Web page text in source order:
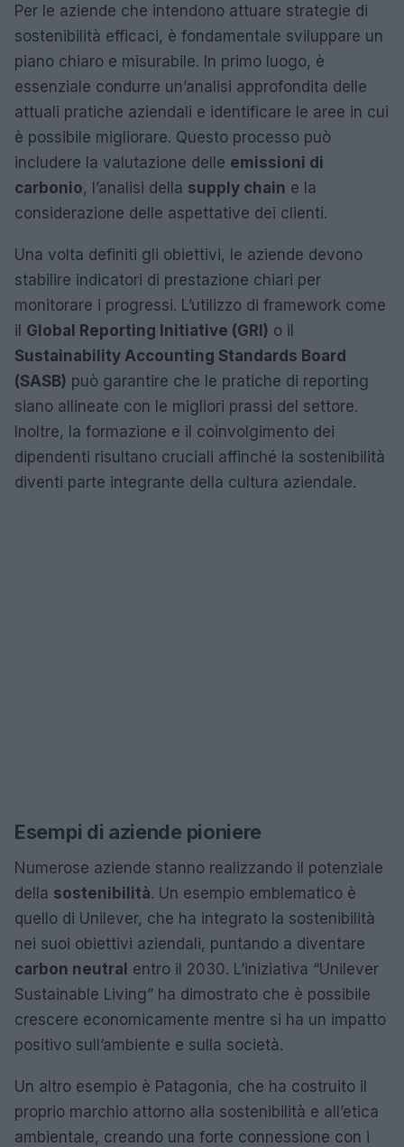
Per le aziende che intendono attuare strategie di
sostenibilità efficaci, è fondamentale sviluppare un
piano chiaro e misurabile. In primo luogo, è
essenziale condurre un’analisi approfondita delle
attuali pratiche aziendali e identificare le aree in cui
è possibile migliorare. Questo processo può
includere la valutazione delle emissioni di
carbonio, l’analisi della supply chain e la
considerazione delle aspettative dei clienti.
Una volta definiti gli obiettivi, le aziende devono
stabilire indicatori di prestazione chiari per
monitorare i progressi. L’utilizzo di framework come
il Global Reporting Initiative (GRI) o il
Sustainability Accounting Standards Board
(SASB) può garantire che le pratiche di reporting
siano allineate con le migliori prassi del settore.
Inoltre, la formazione e il coinvolgimento dei
dipendenti risultano cruciali affinché la sostenibilità
diventi parte integrante della cultura aziendale.
Esempi di aziende pioniere
Numerose aziende stanno realizzando il potenziale
della sostenibilità. Un esempio emblematico è
quello di Unilever, che ha integrato la sostenibilità
nei suoi obiettivi aziendali, puntando a diventare
carbon neutral entro il 2030. L’iniziativa “Unilever
Sustainable Living” ha dimostrato che è possibile
crescere economicamente mentre si ha un impatto
positivo sull’ambiente e sulla società.
Un altro esempio è Patagonia, che ha costruito il
proprio marchio attorno alla sostenibilità e all’etica
ambientale, creando una forte connessione con i